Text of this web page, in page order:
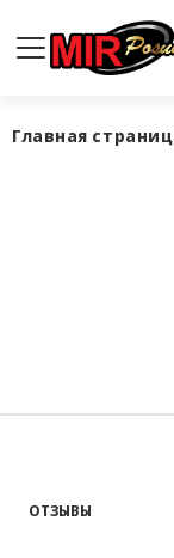
Главная
ОТЗЫВЫ